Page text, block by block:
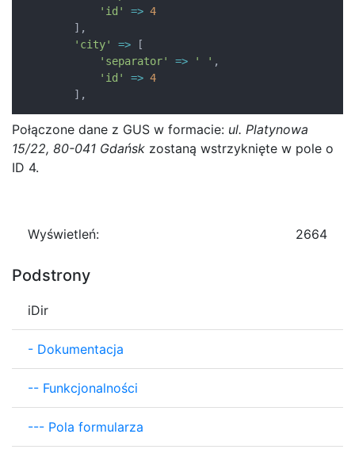
'id'
=> 4
] ,
'city'
=>
[
'separator'
=> ' ' ,
'id'
=> 4
] ,
Połączone dane z GUS w formacie: ul. Platynowa
15/22, 80-041 Gdańsk zostaną wstrzyknięte w pole o
ID 4.
Wyświetleń: 2664
Podstrony
iDir
- Dokumentacja
-- Funkcjonalności
--- Pola formularza